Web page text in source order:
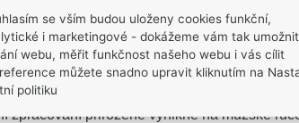
dominantními černými detaily představuje
zpracování přirozeně vynikne na mužské
se vším budou uloženy cookies funkční,
i marketingové - dokážeme vám tak umožnit
webu, měřit funkčnost našeho webu i vás cílit
můžete snadno upravit kliknutím na
politiku